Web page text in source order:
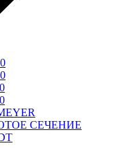
СЕЧЕНИЕ